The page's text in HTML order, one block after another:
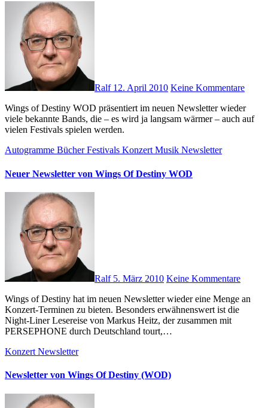
Ralf 12. April 2010 Keine Kommentare
Wings of Destiny WOD präsentiert im neuen Newsletter wieder
viele bekannte Bands, die – es wird ja langsam wärmer – auch auf
vielen Festivals spielen werden.
Autogramme BücherFestivals KonzertMusik Newsletter
Neuer Newsletter von Wings Of Destiny WOD
Ralf 5. März 2010 Keine Kommentare
Wings of Destiny hat im neuen Newsletter wieder eine Menge an
Konzert-Terminen zu bieten. Besonders erwähnenswert ist die
Night-Liner Lesereise von Markus Heitz, der zusammen mit
PERSEPHONE durch Deutschland tourt,…
Konzert Newsletter
Newsletter von Wings Of Destiny (WOD)